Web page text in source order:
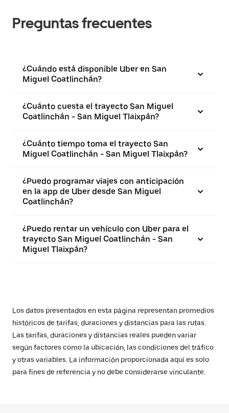
Preguntas frecuentes
¿Cuándo está disponible Uber en San
Miguel Coatlinchán?
¿Cuánto cuesta el trayecto San Miguel
Coatlinchán - San Miguel Tlaixpán?
¿Cuánto tiempo toma el trayecto San
Miguel Coatlinchán - San Miguel Tlaixpán?
¿Puedo programar viajes con anticipación
en la app de Uber desde San Miguel
Coatlinchán?
¿Puedo rentar un vehículo con Uber para el
trayecto San Miguel Coatlinchán - San
Miguel Tlaixpán?
Los datos presentados en esta página representan promedios
históricos de tarifas, duraciones y distancias para las rutas.
Las tarifas, duraciones y distancias reales pueden variar
según factores como la ubicación, las condiciones del tráfico
y otras variables. La información proporcionada aquí es solo
para fines de referencia y no debe considerarse vinculante.